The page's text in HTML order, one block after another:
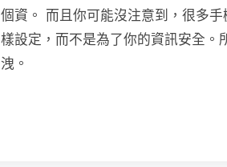
個資。 而且你可能沒注意到，很多
樣設定，而不是為了你的資訊安全。
洩。